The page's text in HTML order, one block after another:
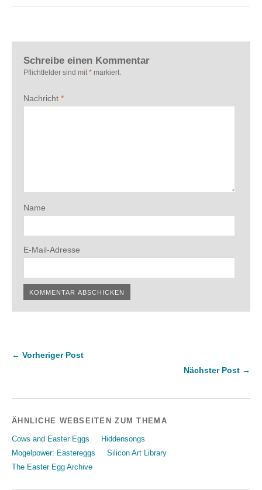
Schreibe einen Kommentar
Pflichtfelder sind mit * markiert.
Nachricht *
Name
E-Mail-Adresse
← Vorheriger Post
Nächster Post →
ÄHNLICHE WEBSEITEN ZUM THEMA
Cows and Easter Eggs
Hiddensongs
Mogelpower: Eastereggs
Silicon Art Library
The Easter Egg Archive